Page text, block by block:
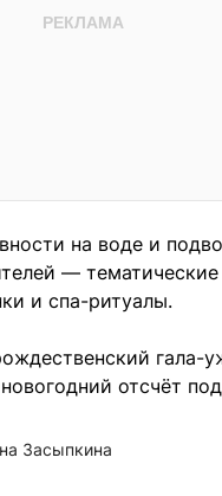
на воде и
—
и спа-ритуалы.
гала-
отсчёт
Засыпкина